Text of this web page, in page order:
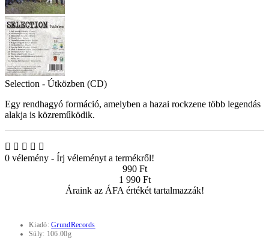
Selection - Útközben (CD)
Egy rendhagyó formáció, amelyben a hazai rockzene több legendás
alakja is közreműködik.
0 vélemény - Írj véleményt a termékről!
990 Ft
1 990 Ft
Áraink az ÁFA értékét tartalmazzák!
Kiadó:GrundRecords
Súly: 106.00g